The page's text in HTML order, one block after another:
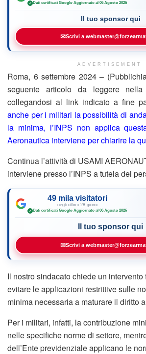
✓ Dati certificati Google·Aggiornato al 06 Agosto 2026
Il tuo sponsor qui
✉Scrivi a
ADVERTISEMENT
Roma, 6 settembre 2024 –
seguente articolo da leggere nella
collegandosi al link indicato a fine
anche per i militari la possibilità di
la minima, l’INPS non applica
Aeronautica interviene per chiarire la
Continua l’attività di USAMI
interviene presso l’INPS a tutela del
49 mila visitatori
negli ultimi 28 giorni
✓ Dati certificati Google·Aggiornato al 06 Agosto 2026
Il tuo sponsor qui
✉Scrivi a
Il nostro sindacato chiede un
evitare le applicazioni restrittive sulle
minima necessaria a maturare il diritto
Per i militari, infatti, la contribuzione
nelle specifiche norme di settore,
dell’Ente previdenziale applicano le